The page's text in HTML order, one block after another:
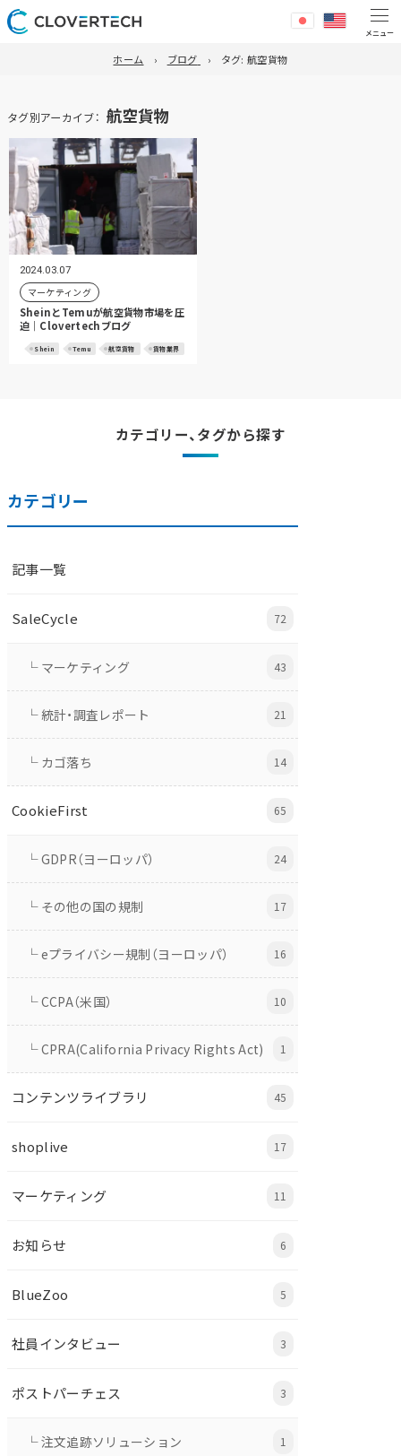
ホーム ブログ タグ:航空貨物
タグ別アーカイブ： 航空貨物
2024.03.07
マーケティング
SheinとTemuが航空貨物市場を圧
迫｜Clovertechブログ
Shein Temu 航空貨物 貨物業界
カテゴリー、タグから探す
カテゴリー
記事一覧
SaleCycle 72
└ マーケティング 43
└ 統計・調査レポート 21
└ カゴ落ち 14
CookieFirst 65
└ GDPR（ヨーロッパ） 24
└ その他の国の規制 17
└ eプライバシー規制（ヨーロッパ） 16
└ CCPA（米国） 10
└ CPRA(California Privacy Rights Act) 1
コンテンツライブラリ 45
shoplive 17
マーケティング 11
お知らせ 6
BlueZoo 5
社員インタビュー 3
ポストパーチェス 3
└ 注文追跡ソリューション 1